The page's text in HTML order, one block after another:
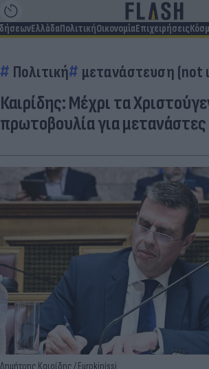
ΕλλάδαΠολιτικήΟικονομίαΕπιχειρήσεις
Πολιτική μετανάστευση (not
Καιρίδης: Μέχρι τα
πρωτοβουλία για
Δημήτρης Καιρίδης / Eurokinissi